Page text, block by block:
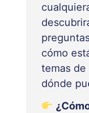
cómo
temas
dónde